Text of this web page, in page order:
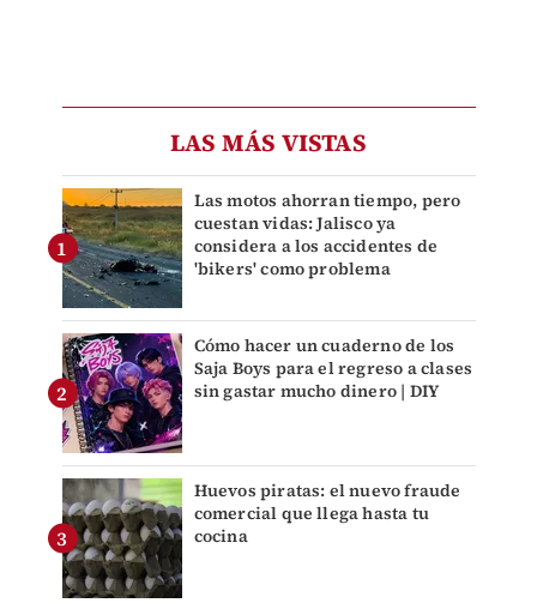
LAS MÁS VISTAS
Las motos ahorran tiempo, pero
cuestan vidas: Jalisco ya
considera a los accidentes de
'bikers' como problema
Cómo hacer un cuaderno de los
Saja Boys para el regreso a clases
sin gastar mucho dinero | DIY
Huevos piratas: el nuevo fraude
comercial que llega hasta tu
cocina